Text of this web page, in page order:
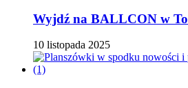
Wyjdź na BALLCON w
10 listopada 2025